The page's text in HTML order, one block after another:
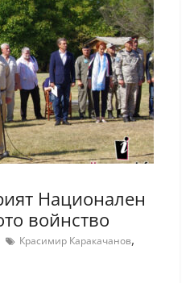
Национален
войнство
Красимир Каракачанов,